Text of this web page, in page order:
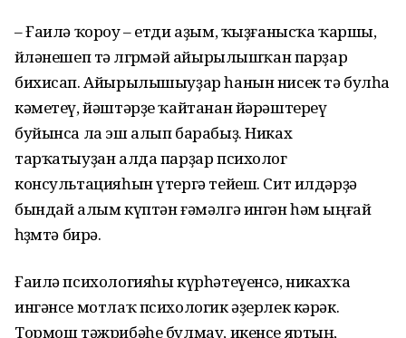
– Ғаилә ҡороу – етди аҙым, ҡыҙ­ғанысҡа ҡаршы,
өйләнешеп тә өлгөр­мәй айырылышҡан парҙар
бихисап. Айырылышыуҙар һанын нисек тә булһа
кәметеү, йәштәрҙе ҡайтанан йәрәш­тереү
буйынса ла эш алып барабыҙ. Никах
тарҡатыуҙан алда парҙар психолог
консультацияһын үтергә тейеш. Сит илдәрҙә
бындай алым күптән ғәмәлгә ингән һәм ыңғай
һөҙөмтә бирә.
Ғаилә психологияһы күрһәтеүенсә, никахҡа
ингәнсе мотлаҡ психологик әҙерлек кәрәк.
Тормош тәжрибәһе булмау, икенсе яртың,